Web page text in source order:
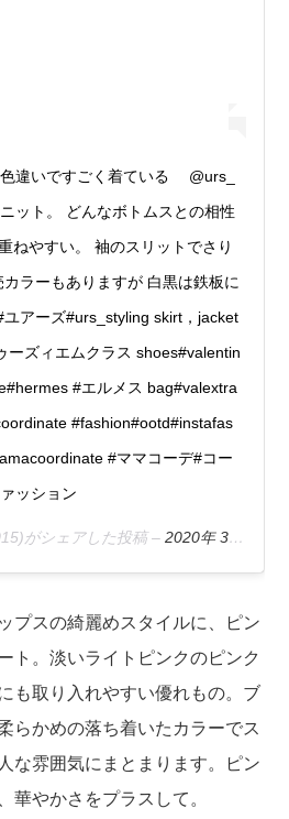
色違いですごく着ている @urs_
ット。 どんなボトムスとの相性
ねやすい。 袖のスリットでさり
カラーもありますが 白黒は鉄板に
アーズ#urs_styling skirt，jacket
ーズィエムクラス shoes#valentin
#エルメス bag#valextra
#fashion#ootd#instafas
#ママコーデ#コー
ッション
がシェアした投稿 –2020年 3月月9日午前5時56分PDT
プスの綺麗めスタイルに、ピン
ト。淡いライトピンクのピンク
も取り入れやすい優れもの。ブ
らかめの落ち着いたカラーでス
な雰囲気にまとまります。ピン
華やかさをプラスして。